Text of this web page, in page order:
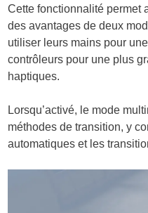
Cette fonctionnalité permet
des avantages de deux
utiliser leurs mains pour
contrôleurs pour une plus
haptiques.
Lorsqu’activé, le mode
méthodes de transition, y
automatiques et les